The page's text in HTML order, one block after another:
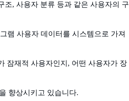
조, 사용자 분류 등과 같은 사용자의 구
램 사용자 데이터를 시스템으로 가져
잠재적 사용자인지, 어떤 사용자가 장
향상시키고 있습니다.